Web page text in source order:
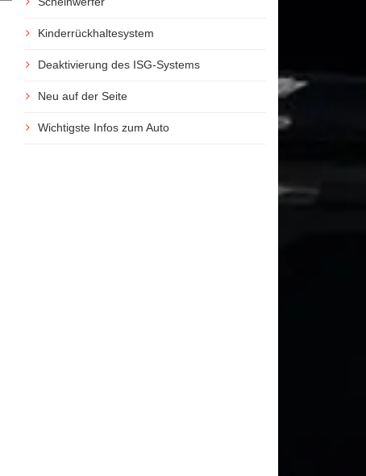
Kinderrückhaltesystem
Deaktivierung des ISG-Systems
Neu auf der Seite
Wichtigste Infos zum Auto